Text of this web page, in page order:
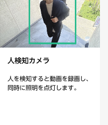
人検知カメラ
人を検知すると動画を録画し、
同時に照明を点灯します。